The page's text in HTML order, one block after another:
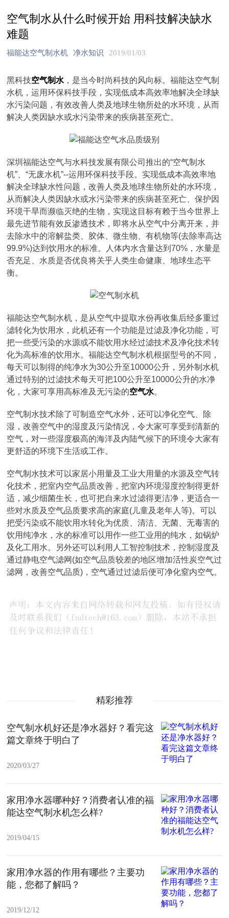
空气制水从什么时候开始 用科技解决缺水
难题
福能达空气制水机 净水知识 2019/01/03
黑科技空气制水 ，是当今时尚科技的风向标。福能达空气制
水机，运用环保科技手段，实现低成本高效率地解决全球缺
水污染问题，有效改善人类及地球生物所处的水环境，从而
解决人类因缺水或水污染带来的疾病甚至死亡。
深圳福能达空气与水科技发展有限公司推出的“空气制水
机”、“无废水机”--运用环保科技手段。实现低成本高效率地
解决全球缺水性问题，改善人类及地球生物所处的水环境，
从而解决人类因缺水或水污染带来的疾病甚至死亡、保护因
环境干旱而濒临灭绝的生物，实现这目标有赖于当今世界上
最先进节能有效反渗透技术，即将水从空气中分离开来，并
去除水中的溶解盐类、胶体、微生物、有机物等(去除率高达
99.9%)达到饮用水的标准。人体内水含量达到70%，水量是
否充足、水质是否优良将关乎人类生命健康、地球生态平
衡。
福能达空气制水机，是从空气中提取水份再收集后经多重过
滤转化为饮用水，此机还有一个功能是过滤及净化功能，可
把一些受污染的水源或不能饮用水经过滤技术及净化技术转
化为高标准的饮用水。福能达空气制水机根据型号的不同，
每天可以制得的纯净水为30公升至10000公升，另外制水机
通过特别的过滤技术每天可把100公升至10000公升的水净
化，大家可享用高标准及无污染的空气水。
空气制水技术除了可制造空气水外，还可以净化空气、除
湿，改善空气中的湿度及污染情况，令大家可享受到清新的
空气，对一些湿度极高的海洋及内陆气候下的环境令大家有
更舒适的环境下生活或工作。
空气制水技术可以家居小用量及工业大用量的水源及空气转
化技术，把室内空气品质改善，把室内环境湿度控制得更舒
适，减少细菌生长，也可把自来水过滤得更洁净，更适合一
些对水质及空气品质要求高的家庭(儿童及老年人等)。可以
把受污染或不能饮用水转化为优质、清洁、无菌、无毒害的
饮用纯净水，水的标准可以用作一些工业用的纯水，如锅炉
及化工用水。另外还可以利用人工智控制技术，控制湿度及
通过静电空气滤网(如空气品质较差的地区增加活性炭空气过
滤网，改善空气品质)，空气通过过滤后便可净化窒内空气。
精彩推荐
空气制水机好还是净水器好？看完这
篇文章终于明白了
2020/03/27
家用净水器哪种好？消费者认准的福
能达空气制水机怎么样?
2019/04/15
家用净水器的作用有哪些？主要功
能，您都了解吗？
2019/12/12